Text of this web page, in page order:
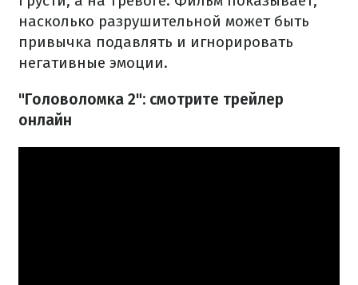
насколько разрушительной может быть
привычка подавлять и игнорировать
негативные эмоции.
"Головоломка 2": смотрите трейлер
онлайн